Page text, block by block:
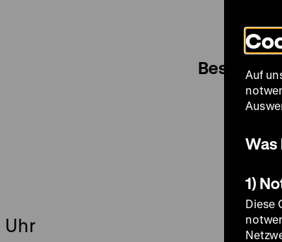
Besuch
Uhr
Auf
Was
1)
Diese